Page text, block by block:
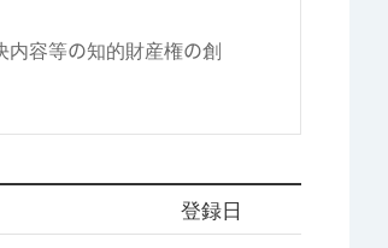
容等の知的財産権の創
登録日